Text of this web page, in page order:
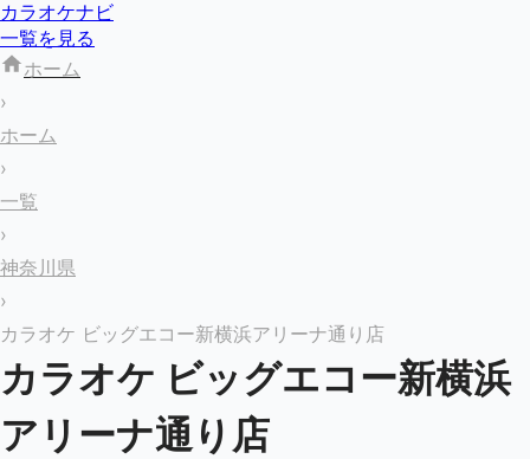
カラオケナビ
一覧を見る
ホーム
›
ホーム
›
一覧
›
神奈川県
›
カラオケ ビッグエコー新横浜アリーナ通り店
カラオケ ビッグエコー新横浜
アリーナ通り店